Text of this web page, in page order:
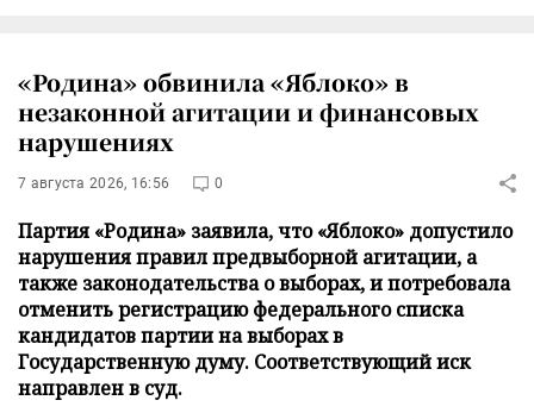
«Родина» обвинила «Яблоко» в
незаконной агитации и финансовых
нарушениях
7 августа 2026, 16:56 0
Партия «Родина» заявила, что «Яблоко» допустило
нарушения правил предвыборной агитации, а
также законодательства о выборах, и потребовала
отменить регистрацию федерального списка
кандидатов партии на выборах в
Государственную думу. Соответствующий иск
направлен в суд.